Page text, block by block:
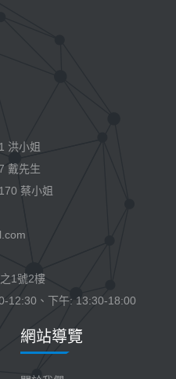
洪小姐
戴先生
蔡小姐
1號2樓
12:30、下午: 13:30-18:00
網站導覽